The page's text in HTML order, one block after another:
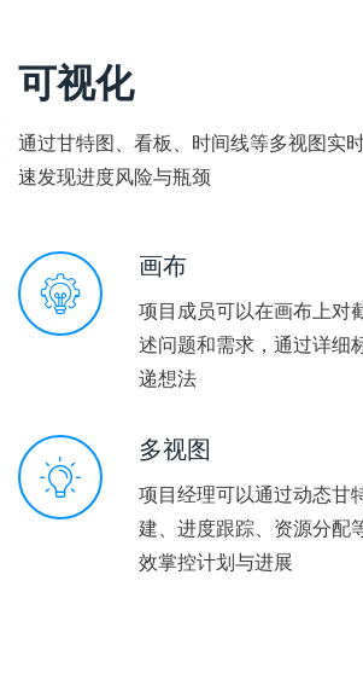
可视化
通过甘特图、看板、时间线等多视图实
速发现进度风险与瓶颈
画布
项目成员可以在画布上对
述问题和需求，通过详细
递想法
多视图
项目经理可以通过动态甘
建、进度跟踪、资源分配
效掌控计划与进展